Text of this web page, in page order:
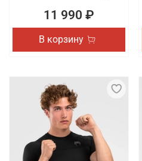
11 990 ₽
В корзину